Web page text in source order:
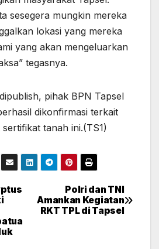
sesegera mungkin mereka
lokasi yang mereka
yang akan mengeluarkan
tegasnya.
pihak BPN Tapsel
dikonfirmasi terkait
tanah ini.(TS1)
Polri dan TNI
Amankan Kegiatan
RKT TPL di Tapsel